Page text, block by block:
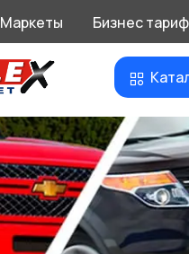
Маркеты Бизнес